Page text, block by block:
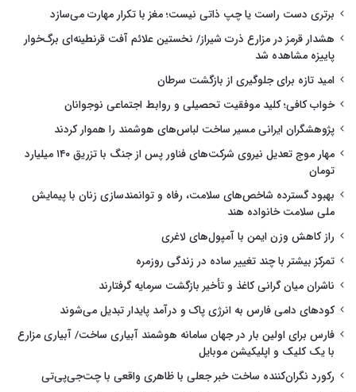
برتری دست راست یا چپ ذاتی نیست؛ مغز با تکرار مهارت می‌سازد
هشدار قرمز در مزارع ذرت شیراز/ نخستین علائم آفت قرنطینه‌ای برگ‌خوار
پاییزه مشاهده شد
امید تازه برای جلوگیری از بازگشت سرطان
خواب کافی؛ کلید موفقیت تحصیلی و روابط اجتماعی نوجوانان
پژوهشگران ایرانی مسیر ساخت لباس‌های هوشمند را هموار کردند
مهار موج تعدیل نیروی شرکت‌های فناور پس از جنگ با تزریق ۱۴۰ میلیارد
تومان
بهبود گسترده شاخص‌های سلامت، رفاه و توانمندسازی زنان با پیمایش
ملی سلامت خانواده هند
راز کاهش وزن ایمن با آمپول‌های لاغری
تمرکز بیشتر با چند تغییر ساده در زندگی روزمره
ناشران میان گرانی کاغذ و تأخیر بازگشت سرمایه گرفتارند
کودهای دامی فارس به انرژی پاک و درآمد پایدار تبدیل می‌شوند
فارس برای اولین بار در جهان سامانه هوشمند آبیاری ساخت/ آبیاری مزارع
با یک کلیک و اپلیکیشن موبایل
رکورد نگران‌کننده ساخت خبر جعلی با ظاهری واقعی با چت‌جی‌پی‌تی